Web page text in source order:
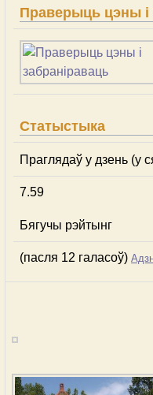
Праверыць цэны і
Статыстыка
Праглядаў у дзень (у
7.59
Бягучы рэйтынг
(пасля 12 галасоў)